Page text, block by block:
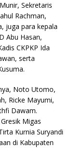
Sekretaris
Rachman,
juga para kepala
Abu Hasan,
CKPKP Ida
serta
Noto Utomo,
Ricke Mayumi,
Dawam.
Migas
Kurnia Suryandi
di Kabupaten